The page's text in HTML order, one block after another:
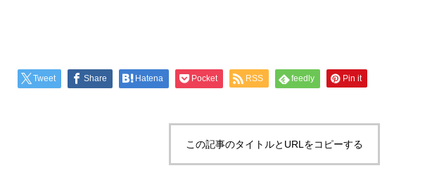
Tweet Share Hatena Pocket RSS feedly Pin it
この記事のタイトルとURLをコピーする